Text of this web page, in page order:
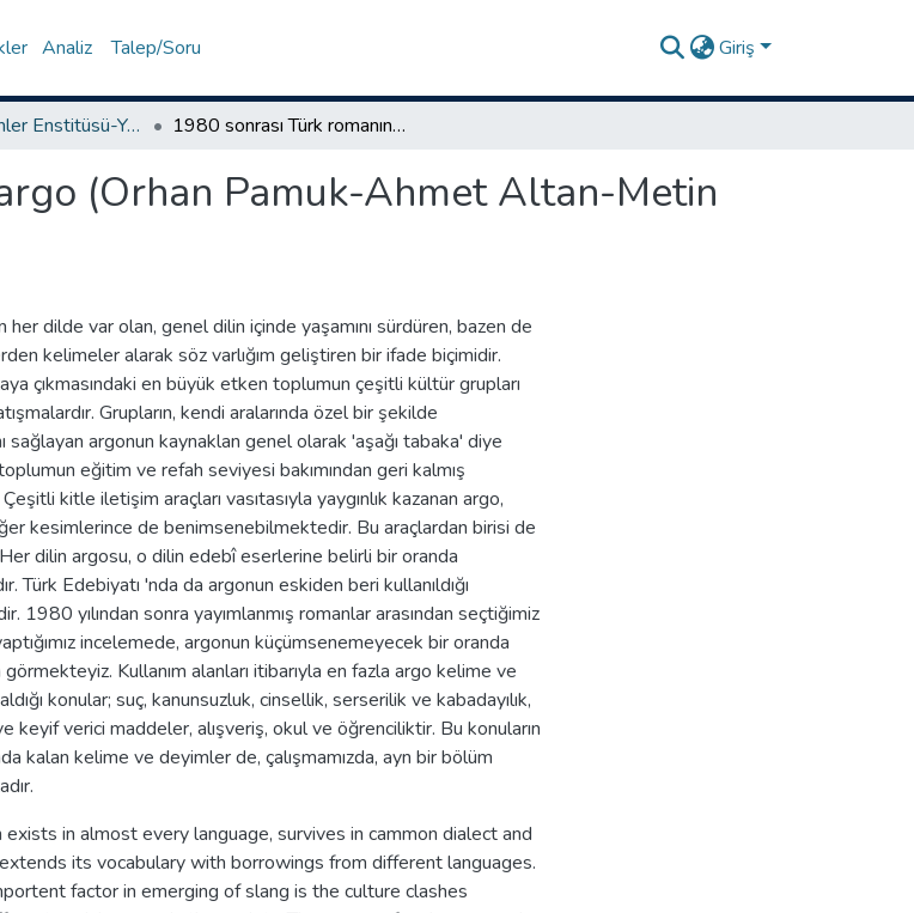
Analiz Talep/Soru Giriş
Sosyal Bilimler Enstitüsü-Yüksek Lisans Tezleri 1980 sonrası Türk romanında argo (Orhan Pamuk-Ahmet Altan-Metin Kaçan-Buket Uzuner)
(Orhan Pamuk-Ahmet Altan-Metin
her dilde var olan, genel dilin içinde yaşamını sürdüren, bazen de
kelimeler alarak söz varlığım geliştiren bir ifade biçimidir.
çıkmasındaki en büyük etken toplumun çeşitli kültür grupları
Grupların, kendi aralarında özel bir şekilde
sağlayan argonun kaynaklan genel olarak 'aşağı tabaka' diye
eğitim ve refah seviyesi bakımından geri kalmış
kitle iletişim araçları vasıtasıyla yaygınlık kazanan argo,
kesimlerince de benimsenebilmektedir. Bu araçlardan birisi de
dilin argosu, o dilin edebî eserlerine belirli bir oranda
Türk Edebiyatı 'nda da argonun eskiden beri kullanıldığı
1980 yılından sonra yayımlanmış romanlar arasından seçtiğimiz
incelemede, argonun küçümsenemeyecek bir oranda
görmekteyiz. Kullanım alanları itibarıyla en fazla argo kelime ve
konular; suç, kanunsuzluk, cinsellik, serserilik ve kabadayılık,
keyif verici maddeler, alışveriş, okul ve öğrenciliktir. Bu konuların
kalan kelime ve deyimler de, çalışmamızda, ayn bir bölüm
exists in almost every language, survives in cammon dialect and
its vocabulary with borrowings from different languages.
factor in emerging of slang is the culture clashes